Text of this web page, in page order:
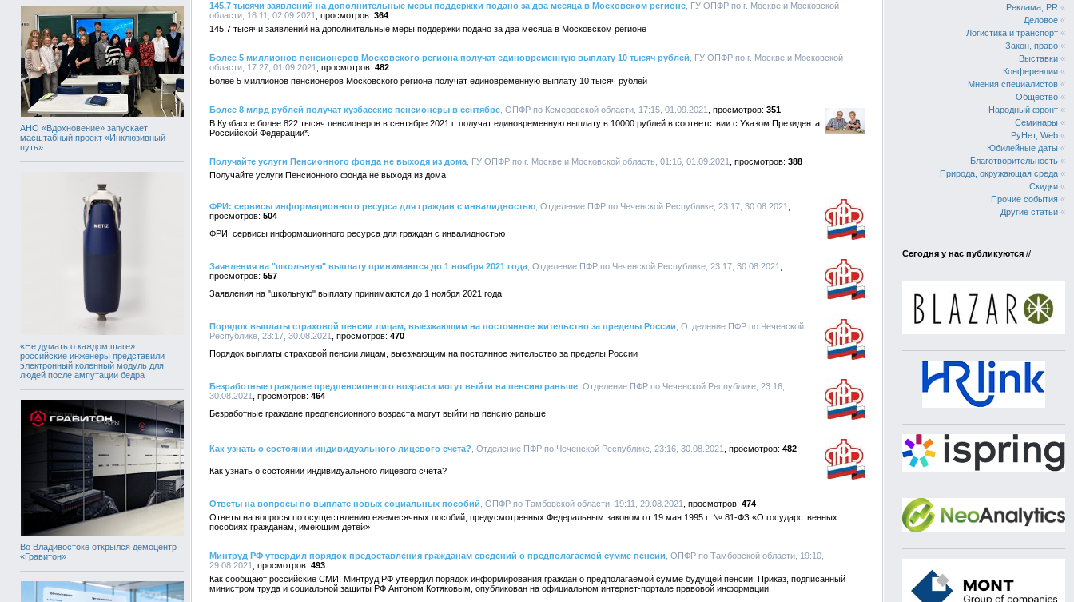
АНО «Вдохновение» запускает
масштабный проект «Инклюзивный
путь»
«Не думать о каждом шаге»:
российские инженеры представили
электронный коленный модуль для
людей после ампутации бедра
Во Владивостоке открылся демоцентр
«Гравитон»
145,7 тысячи заявлений на дополнительные меры поддержки подано за два месяца в Московском регионе , ГУ ОПФР по г. Москве и Московской
области, 18:11, 02.09.2021
364
145,7 тысячи заявлений на дополнительные меры поддержки подано за два месяца в Московском регионе
Более 5 миллионов пенсионеров Московского региона получат единовременную выплату 10 тысяч рублей , ГУ ОПФР по г. Москве и Московской
области, 17:27, 01.09.2021
482
Более 5 миллионов пенсионеров Московского региона получат единовременную выплату 10 тысяч рублей
Более 8 млрд рублей получат кузбасские пенсионеры в сентябре , ОПФР по Кемеровской области, 17:15, 01.09.2021
351
В Кузбассе более 822 тысяч пенсионеров в сентябре 2021 г. получат единовременную выплату в 10000 рублей в соответствии с Указом Президента
Российской Федерации*.
Получайте услуги Пенсионного фонда не выходя из дома , ГУ ОПФР по г. Москве и Московской область, 01:16, 01.09.2021
388
Получайте услуги Пенсионного фонда не выходя из дома
ФРИ: сервисы информационного ресурса для граждан с инвалидностью , Отделение ПФР по Чеченской Республике, 23:17, 30.08.2021
504
ФРИ: сервисы информационного ресурса для граждан с инвалидностью
Заявления на "школьную" выплату принимаются до 1 ноября 2021 года , Отделение ПФР по Чеченской Республике, 23:17, 30.08.2021
557
Заявления на "школьную" выплату принимаются до 1 ноября 2021 года
Порядок выплаты страховой пенсии лицам, выезжающим на постоянное жительство за пределы России , Отделение ПФР по Чеченской
Республике, 23:17, 30.08.2021
470
Порядок выплаты страховой пенсии лицам, выезжающим на постоянное жительство за пределы России
Безработные граждане предпенсионного возраста могут выйти на пенсию раньше , Отделение ПФР по Чеченской Республике, 23:16,
30.08.2021
464
Безработные граждане предпенсионного возраста могут выйти на пенсию раньше
Как узнать о состоянии индивидуального лицевого счета? , Отделение ПФР по Чеченской Республике, 23:16, 30.08.2021 482
Как узнать о состоянии индивидуального лицевого счета?
Ответы на вопросы по выплате новых социальных пособий , ОПФР по Тамбовской области, 19:11, 29.08.2021
474
Ответы на вопросы по осуществлению ежемесячных пособий, предусмотренных Федеральным законом от 19 мая 1995 г. № 81-ФЗ «О государственных
пособиях гражданам, имеющим детей»
Минтруд РФ утвердил порядок предоставления гражданам сведений о предполагаемой сумме пенсии , ОПФР по Тамбовской области, 19:10,
29.08.2021
493
Как сообщают российские СМИ, Минтруд РФ утвердил порядок информирования граждан о предполагаемой сумме будущей пенсии. Приказ, подписанный
министром труда и социальной защиты РФ Антоном Котяковым, опубликован на официальном интернет-портале правовой информации.
Реклама, PR «
Деловое «
Логистика и транспорт «
Закон, право «
Выставки «
Конференции «
Мнения специалистов «
Общество «
Народный фронт «
Семинары «
РуНет, Web «
Юбилейные даты «
Благотворительность «
Природа, окружающая среда «
Скидки «
Прочие события «
Другие статьи «
Сегодня у нас публикуются //